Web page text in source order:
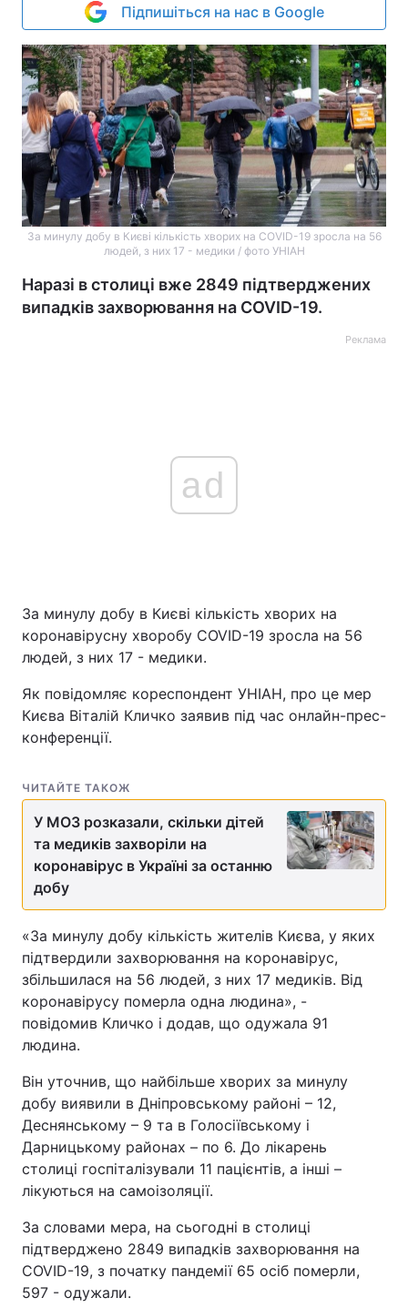
Підпишіться на нас в Google
За минулу добу в Києві кількість хворих на COVID-19 зросла на 56
людей, з них 17 - медики / фото УНІАН
Наразі в столиці вже 2849 підтверджених
випадків захворювання на COVID-19.
Реклама
ad
За минулу добу в Києві кількість хворих на
коронавірусну хворобу COVID-19 зросла на 56
людей, з них 17 - медики.
Як повідомляє кореспондент УНІАН, про це мер
Києва Віталій Кличко заявив під час онлайн-прес-
конференції.
ЧИТАЙТЕ ТАКОЖ
У МОЗ розказали, скільки дітей
та медиків захворіли на
коронавірус в Україні за останню
добу
«За минулу добу кількість жителів Києва, у яких
підтвердили захворювання на коронавірус,
збільшилася на 56 людей, з них 17 медиків. Від
коронавірусу померла одна людина», -
повідомив Кличко і додав, що одужала 91
людина.
Він уточнив, що найбільше хворих за минулу
добу виявили в Дніпровському районі – 12,
Деснянському – 9 та в Голосіївському і
Дарницькому районах – по 6. До лікарень
столиці госпіталізували 11 пацієнтів, а інші –
лікуються на самоізоляції.
За словами мера, на сьогодні в столиці
підтверджено 2849 випадків захворювання на
COVID-19, з початку пандемії 65 осіб померли,
597 - одужали.